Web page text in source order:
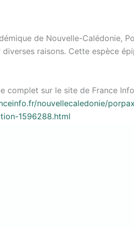
de Nouvelle-Calédonie,
diverses raisons. Cette espèce
complet sur le site de France
nouvellecaledonie/
1596288.html